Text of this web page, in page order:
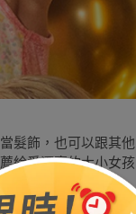
髮飾，也可以跟其他
給愛漂亮的大小女孩